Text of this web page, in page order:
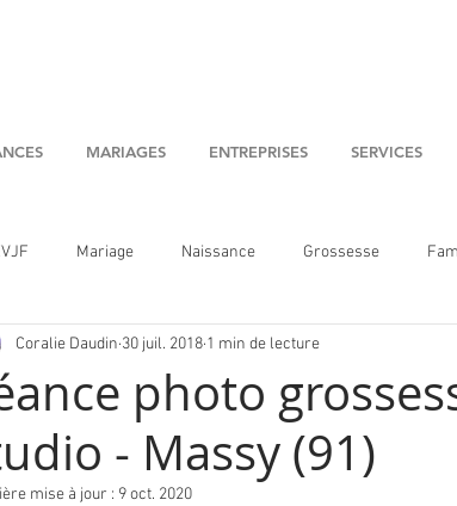
MARIAGES ENTREPRISES SERVICES
Mariage Naissance Grossesse
Artistes
photo
- Massy (91)
Coralie Daudin 30 juil. 2018 1 min de lecture
mise à jour : 9 oct. 2020